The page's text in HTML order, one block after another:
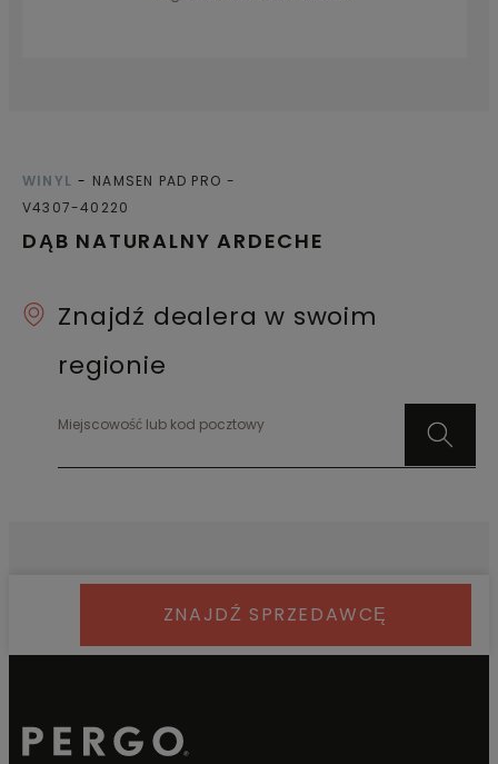
DĄB NATURALNY ARDECHE
WINYL
NAMSEN PAD PRO
V4307-40220
Znajdź dealera w swoim
regionie
Miejscowość lub kod pocztowy
ZNAJDŹ SPRZEDAWCĘ